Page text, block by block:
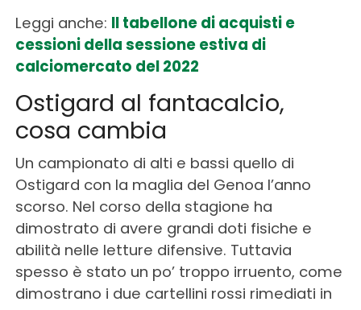
Leggi anche: Il tabellone di acquisti e
cessioni della sessione estiva di
calciomercato del 2022
Ostigard al fantacalcio,
cosa cambia
Un campionato di alti e bassi quello di
Ostigard con la maglia del Genoa l’anno
scorso. Nel corso della stagione ha
dimostrato di avere grandi doti fisiche e
abilità nelle letture difensive. Tuttavia
spesso è stato un po’ troppo irruento, come
dimostrano i due cartellini rossi rimediati in